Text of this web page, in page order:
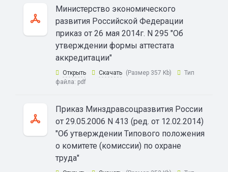
Министерство экономического
развития Российской Федерации
приказ от 26 мая 2014г. N 295 "Об
утверждении формы аттестата
аккредитации"
Открыть Скачать (Размер 357 Kb)
Тип
файла: pdf
Приказ Минздравсоцразвития России
от 29.05.2006 N 413 (ред. от 12.02.2014)
"Об утверждении Типового положения
о комитете (комиссии) по охране
труда"